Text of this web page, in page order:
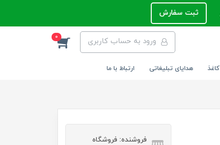
ثبت سفارش
ورود به حساب کاربری 0
هدایای تبلیغاتی ارتباط با ما
فروشنده: فروشگاه